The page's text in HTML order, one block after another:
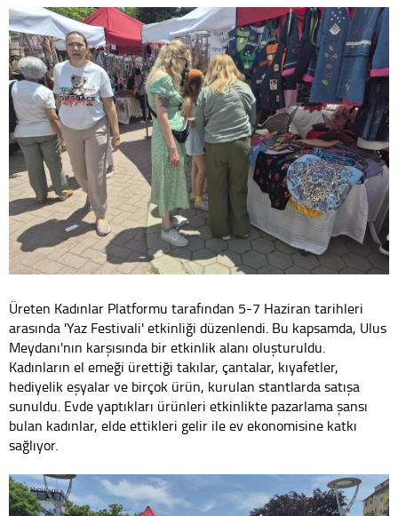
Üreten Kadınlar Platformu tarafından 5-7 Haziran tarihleri
arasında 'Yaz Festivali' etkinliği düzenlendi. Bu kapsamda, Ulus
Meydanı'nın karşısında bir etkinlik alanı oluşturuldu.
Kadınların el emeği ürettiği takılar, çantalar, kıyafetler,
hediyelik eşyalar ve birçok ürün, kurulan stantlarda satışa
sunuldu. Evde yaptıkları ürünleri etkinlikte pazarlama şansı
bulan kadınlar, elde ettikleri gelir ile ev ekonomisine katkı
sağlıyor.